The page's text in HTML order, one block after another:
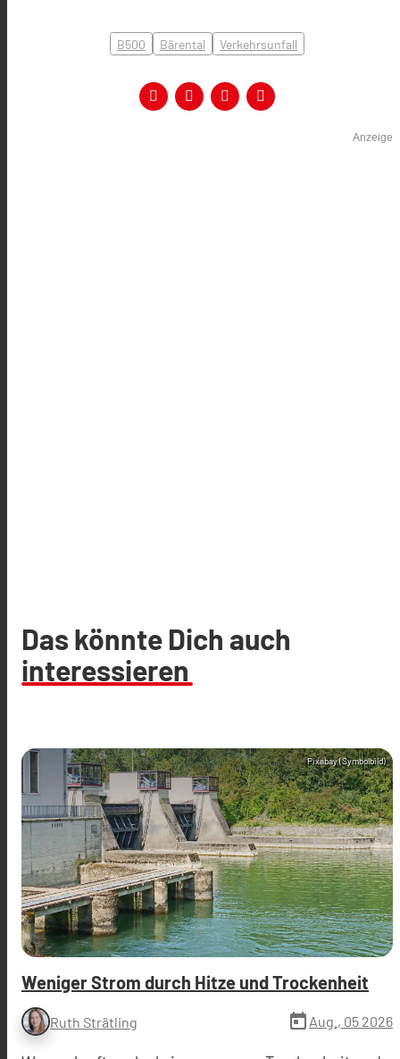
B500 Bärental Verkehrsunfall
Anzeige
Das könnte Dich auch
interessieren
Pixabay (Symbolbild)
Weniger Strom durch Hitze und Trockenheit
Ruth Strätling today Aug., 05 2026